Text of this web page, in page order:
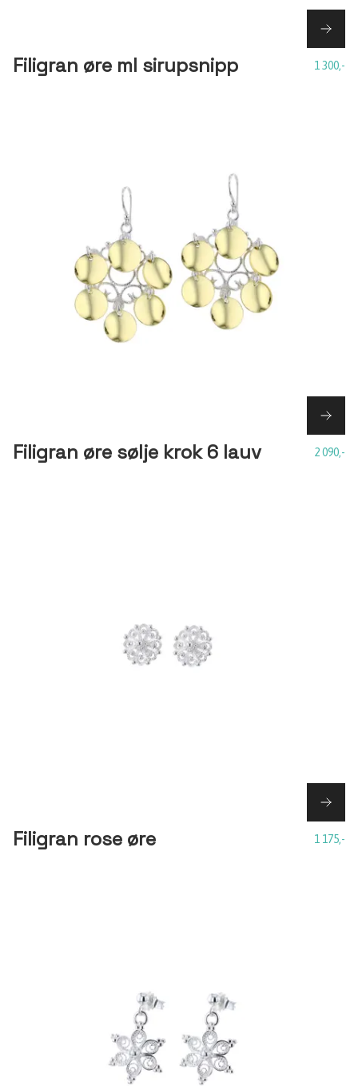
Filigran øre ml sirupsnipp 1 300,-
Filigran øre sølje krok 6 lauv 2 090,-
Filigran rose øre 1 175,-